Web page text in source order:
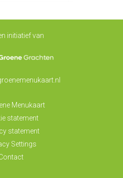
initiatief van
Menukaart
statement
statement
Settings